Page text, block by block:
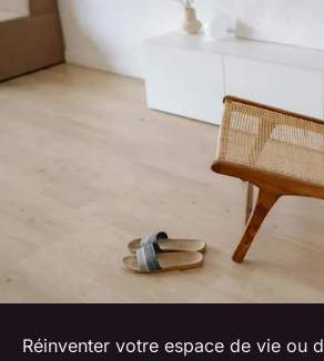
Réinventer votre espace de vie ou